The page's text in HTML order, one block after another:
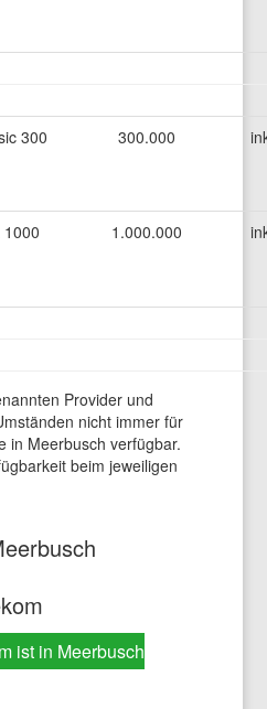
300 300.000
1000 1.000.000
Provider und
nicht immer für
in Meerbusch verfügbar.
beim jeweiligen
ist in Meerbusch